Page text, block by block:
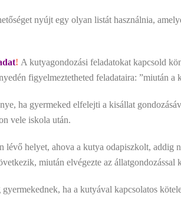
nyújt egy olyan listát használnia,
! A kutyagondozási feladatokat kapcsold
figyelmeztetheted feladataira: ”miután a
ha gyermeked elfelejti a kisállat
vele iskola után.
lévő helyet, ahova a kutya odapiszkolt, addig
miután elvégezte az állatgondozással
ha a kutyával kapcsolatos